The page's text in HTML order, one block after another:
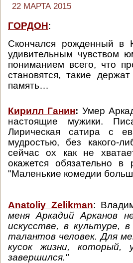
22 МАРТА 2015
ГОРДОН:
Скончался рожденный в
удивительным чувством
пониманием всего, что
становятся, такие
память…
Кирилл Ганин: Умер
настоящие мужики.
Лирическая сатира с
мудростью, без какого-
сейчас ох как не
окажется обязательно
"Маленькие комедии
Anatoliy Zelikman:
меня Аркадий Арканов
искусстве, в культуре,
талантов человек. Для
кусок жизни, который,
завершился."